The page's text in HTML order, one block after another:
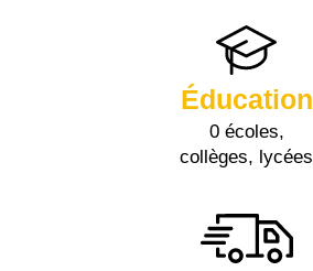
Éducation
0 écoles,
collèges, lycées